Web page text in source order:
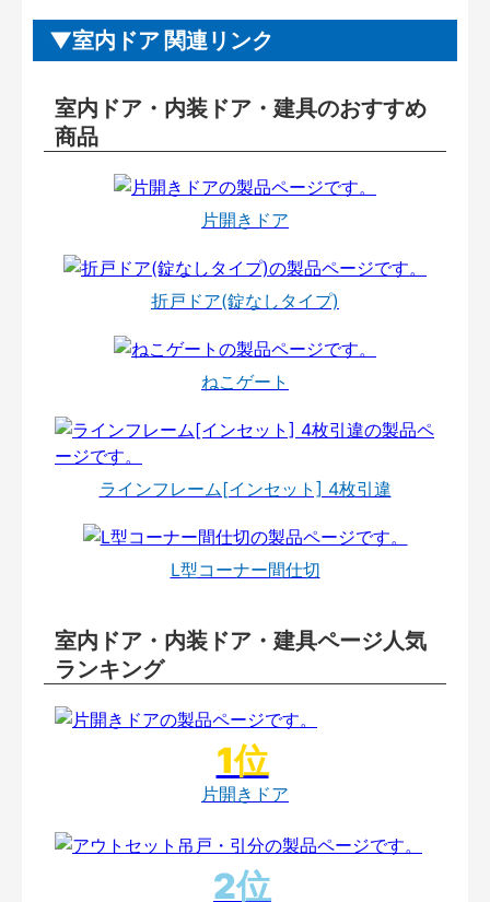
室内ドア 関連リンク
室内ドア・内装ドア・建具のおすすめ
商品
片開きドア
折戸ドア(錠なしタイプ)
ねこゲート
ラインフレーム[インセット] 4枚引違
L型コーナー間仕切
室内ドア・内装ドア・建具ページ人気
ランキング
片開きドア